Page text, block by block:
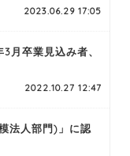
2023.06.29 17:05
月卒業見込み者、
2022.10.27 12:47
法人部門)」に認